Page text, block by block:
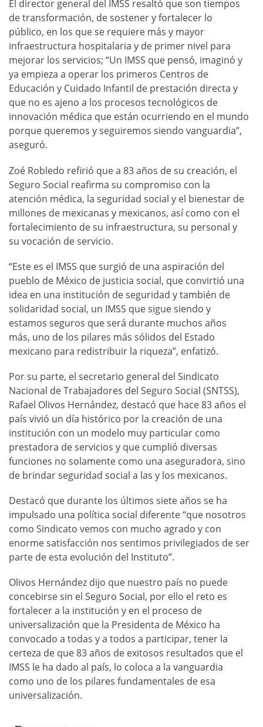
El director general del IMSS resaltó que son tiempos
de transformación, de sostener y fortalecer lo
público, en los que se requiere más y mayor
infraestructura hospitalaria y de primer nivel para
mejorar los servicios; “Un IMSS que pensó, imaginó y
ya empieza a operar los primeros Centros de
Educación y Cuidado Infantil de prestación directa y
que no es ajeno a los procesos tecnológicos de
innovación médica que están ocurriendo en el mundo
porque queremos y seguiremos siendo vanguardia”,
aseguró.
Zoé Robledo refirió que a 83 años de su creación, el
Seguro Social reafirma su compromiso con la
atención médica, la seguridad social y el bienestar de
millones de mexicanas y mexicanos, así como con el
fortalecimiento de su infraestructura, su personal y
su vocación de servicio.
“Este es el IMSS que surgió de una aspiración del
pueblo de México de justicia social, que convirtió una
idea en una institución de seguridad y también de
solidaridad social, un IMSS que sigue siendo y
estamos seguros que será durante muchos años
más, uno de los pilares más sólidos del Estado
mexicano para redistribuir la riqueza”, enfatizó.
Por su parte, el secretario general del Sindicato
Nacional de Trabajadores del Seguro Social (SNTSS),
Rafael Olivos Hernández, destacó que hace 83 años el
país vivió un día histórico por la creación de una
institución con un modelo muy particular como
prestadora de servicios y que cumplió diversas
funciones no solamente como una aseguradora, sino
de brindar seguridad social a las y los mexicanos.
Destacó que durante los últimos siete años se ha
impulsado una política social diferente “que nosotros
como Sindicato vemos con mucho agrado y con
enorme satisfacción nos sentimos privilegiados de ser
parte de esta evolución del Instituto”.
Olivos Hernández dijo que nuestro país no puede
concebirse sin el Seguro Social, por ello el reto es
fortalecer a la institución y en el proceso de
universalización que la Presidenta de México ha
convocado a todas y a todos a participar, tener la
certeza de que 83 años de exitosos resultados que el
IMSS le ha dado al país, lo coloca a la vanguardia
como uno de los pilares fundamentales de esa
universalización.